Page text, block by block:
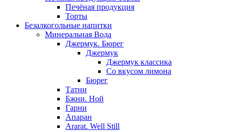
Печёная продукция
Торты
Безалкогольные напитки
Минеральная Вода
Джермук. Бюрег
Джермук
Джермук классика
Со вкусом лимона
Бюрег
Татни
Бжни. Ной
Гарни
Апаран
Ararat. Well Still